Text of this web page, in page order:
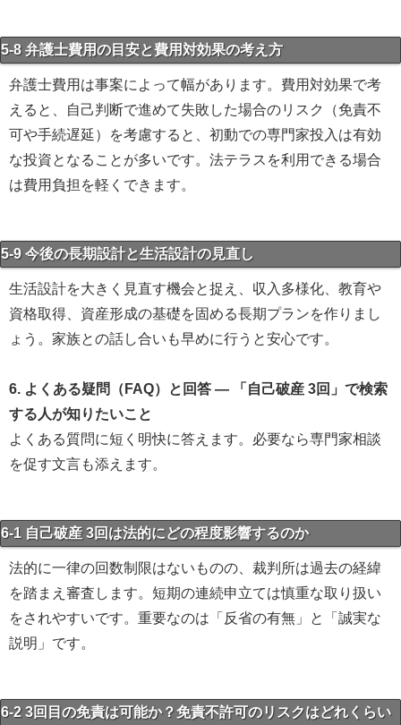
5-8 弁護士費用の目安と費用対効果の考え方
弁護士費用は事案によって幅があります。費用対効果で考
えると、自己判断で進めて失敗した場合のリスク（免責不
可や手続遅延）を考慮すると、初動での専門家投入は有効
な投資となることが多いです。法テラスを利用できる場合
は費用負担を軽くできます。
5-9 今後の長期設計と生活設計の見直し
生活設計を大きく見直す機会と捉え、収入多様化、教育や
資格取得、資産形成の基礎を固める長期プランを作りまし
ょう。家族との話し合いも早めに行うと安心です。
6. よくある疑問（FAQ）と回答 — 「自己破産 3回」で検索
する人が知りたいこと
よくある質問に短く明快に答えます。必要なら専門家相談
を促す文言も添えます。
6-1 自己破産 3回は法的にどの程度影響するのか
法的に一律の回数制限はないものの、裁判所は過去の経緯
を踏まえ審査します。短期の連続申立ては慎重な取り扱い
をされやすいです。重要なのは「反省の有無」と「誠実な
説明」です。
6-2 3回目の免責は可能か？免責不許可のリスクはどれくらい